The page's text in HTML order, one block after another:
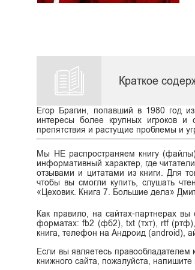
Краткое
Егор Брагин, попавший в 1980 год
интересы более крупных игроков и
препятствия и растущие проблемы и
Мы НЕ распространяем книгу (файлы)
информативный характер, где
отзывами и цитатами из книги. Для
чтобы вы смогли купить, слушать
«Цеховик. Книга 7. Большие дела»
Как правило, на сайтах-партнерах
форматах: fb2 (фб2), txt (тхт), rtf (ртф),
книга, телефон на Андроид (android),
Если вы являетесь
книжного сайта, пожалуйста,